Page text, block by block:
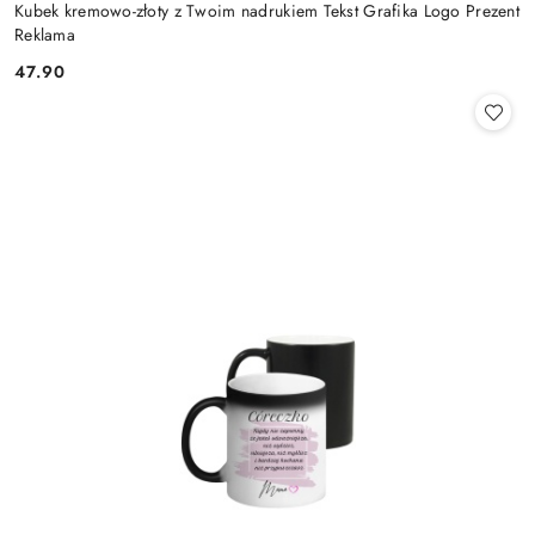
Kubek kremowo-złoty z Twoim nadrukiem Tekst Grafika Logo Prezent
Reklama
Cena:
47.90